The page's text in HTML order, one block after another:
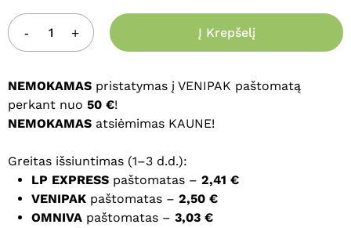
Į Krepšelį
NEMOKAMAS pristatymas į VENIPAK paštomatą
perkant nuo 50 €!
NEMOKAMAS atsiėmimas KAUNE!
Greitas išsiuntimas (1–3 d.d.):
LP EXPRESS paštomatas – 2,41 €
VENIPAK paštomatas – 2,50 €
OMNIVA paštomatas – 3,03 €